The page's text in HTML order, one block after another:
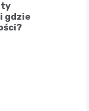
gdzie